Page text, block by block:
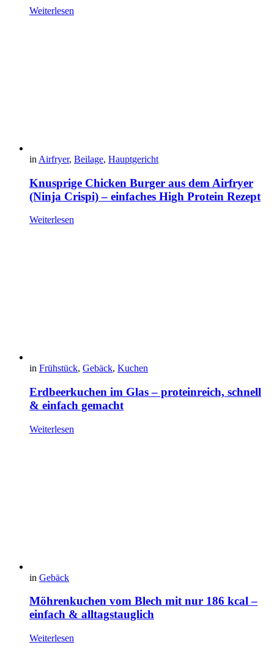
Weiterlesen
in Airfryer, Beilage, Hauptgericht
Knusprige Chicken Burger aus dem Airfryer
(Ninja Crispi) – einfaches High Protein Rezept
Weiterlesen
in Frühstück, Gebäck, Kuchen
Erdbeerkuchen im Glas – proteinreich, schnell
& einfach gemacht
Weiterlesen
in Gebäck
Möhrenkuchen vom Blech mit nur 186 kcal –
einfach & alltagstauglich
Weiterlesen